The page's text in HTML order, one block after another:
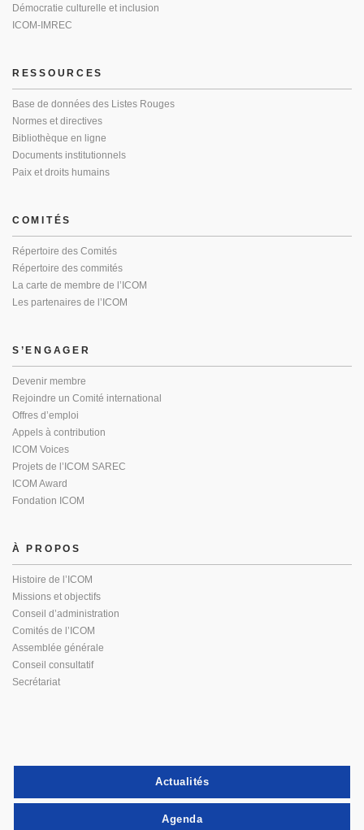
Démocratie culturelle et inclusion
ICOM-IMREC
RESSOURCES
Base de données des Listes Rouges
Normes et directives
Bibliothèque en ligne
Documents institutionnels
Paix et droits humains
COMITÉS
Répertoire des Comités
Répertoire des commités
La carte de membre de l’ICOM
Les partenaires de l’ICOM
S’ENGAGER
Devenir membre
Rejoindre un Comité international
Offres d’emploi
Appels à contribution
ICOM Voices
Projets de l’ICOM SAREC
ICOM Award
Fondation ICOM
À PROPOS
Histoire de l’ICOM
Missions et objectifs
Conseil d’administration
Comités de l’ICOM
Assemblée générale
Conseil consultatif
Secrétariat
Actualités
Agenda